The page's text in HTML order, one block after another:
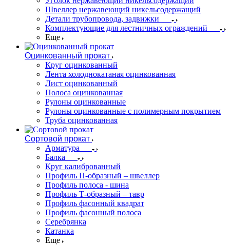
Швеллер нержавеющий никельсодержащий
Детали трубопровода, задвижки
Комплектующие для лестничных ограждений
Еще
Оцинкованный прокат
Круг оцинкованный
Лента холоднокатаная оцинкованная
Лист оцинкованный
Полоса оцинкованная
Рулоны оцинкованные
Рулоны оцинкованные с полимерным покрытием
Труба оцинкованная
Сортовой прокат
Арматура
Балка
Круг калиброванный
Профиль П-образный – швеллер
Профиль полоса - шина
Профиль Т-образный – тавр
Профиль фасонный квадрат
Профиль фасонный полоса
Серебрянка
Катанка
Еще